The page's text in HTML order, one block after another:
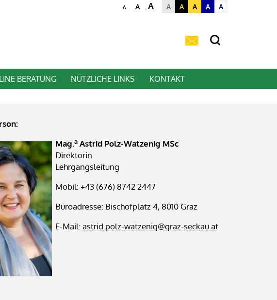
A A A A A A A A
BERATUNG NÜTZLICHE LINKS KONTAKT
Mag.a Astrid Polz-Watzenig MSc
Direktorin
Lehrgangsleitung
Mobil: +43 (676) 8742 2447
Büroadresse: Bischofplatz 4, 8010 Graz
E-Mail: astrid.polz-watzenig@graz-seckau.at